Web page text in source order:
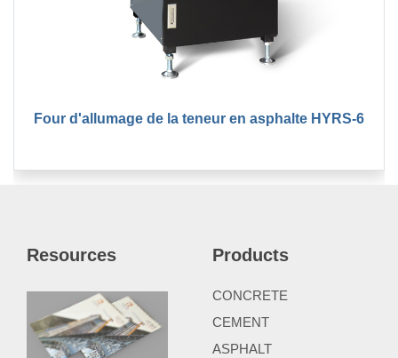
Four d'allumage de la teneur en asphalte HYRS-6
Resources Products
CONCRETE
CEMENT
ASPHALT